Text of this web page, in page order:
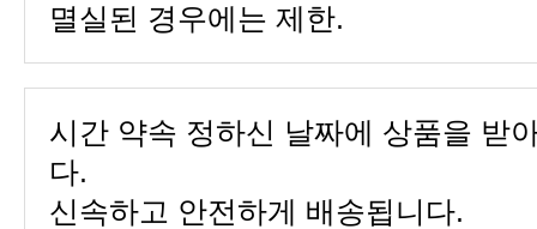
멸실된 경우에는 제한.
다.
신속하고 안전하게 배송됩니다.